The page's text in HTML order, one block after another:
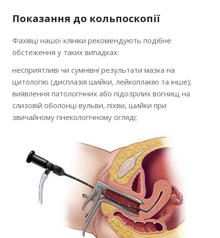
Показання до кольпоскопії
Фахівці нашої клініки рекомендують подібне
обстеження у таких випадках:
несприятливі чи сумнівні результати мазка на
цитологію (дисплазія шийки, лейкоплакію та інше);
виявлення патологічних або підозрілих вогнищ на
слизовій оболонці вульви, піхви, шийки при
звичайному гінекологічному огляді;